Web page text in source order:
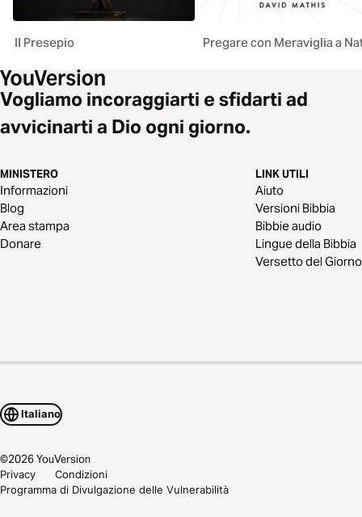
Il Presepio Pregare con Meraviglia a
Vogliamo incoraggiarti e sfidarti ad
avvicinarti a Dio ogni giorno.
MINISTERO
Informazioni
Blog
Area stampa
Donare
LINK UTILI
Aiuto
Versioni Bibbia
Bibbie audio
Lingue della Bibbia
Versetto del Giorno
Italiano
©2026YouVersion
Privacy
Condizioni
Programma di Divulgazione delle Vulnerabilità